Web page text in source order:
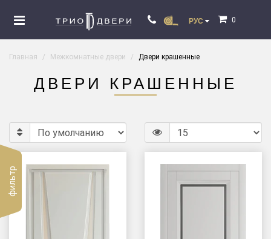
РУС 0
Главная Межкомнатные двери Двери крашенные
ДВЕРИ КРАШЕННЫЕ
фильтр